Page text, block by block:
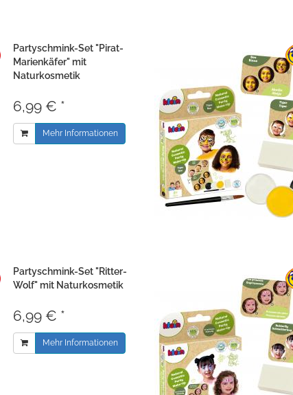
Partyschmink-Set "Pirat-
Marienkäfer" mit
Naturkosmetik
6,99 € *
Mehr Informationen
Partyschmink-Set "Ritter-
Wolf" mit Naturkosmetik
6,99 € *
Mehr Informationen